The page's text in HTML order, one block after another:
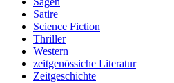
Satire
Science Fiction
Thriller
Western
zeitgenössiche Literatur
Zeitgeschichte